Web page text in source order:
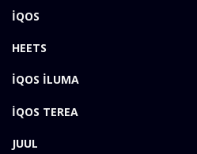
İQOS
HEETS
İQOS İLUMA
İQOS TEREA
JUUL